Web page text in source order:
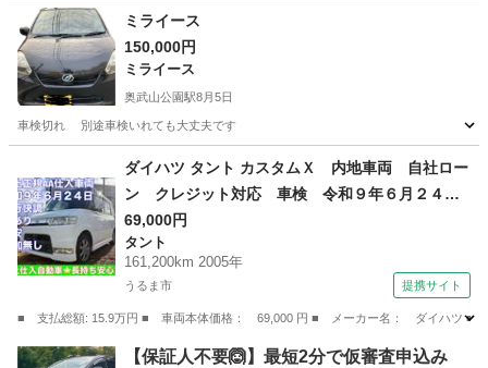
沖縄 宮古島市 その他
ミライース
150,000円
ミライース
奥武山公園駅8月5日
車検切れ 別途車検いれても大丈夫です
奥武山公園駅 ミライース
ダイハツ タント カスタムＸ 内地車両 自社ロー
ン クレジット対応 車検 令和９年６月２４
日 車検 （検9.6）
69,000円
タント
161,200km 2005年
うるま市 提携サイト
■ 支払総額: 15.9万円 ■ 車両本体価格： 69,000 円 ■ メーカー名： ダイハツ
沖縄 うるま市 タント
【保証人不要🙆】最短2分で仮審査申込み